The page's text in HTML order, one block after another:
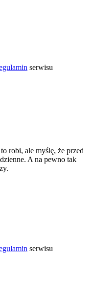
serwisu
robi, ale myślę, że przed
A na pewno tak
serwisu